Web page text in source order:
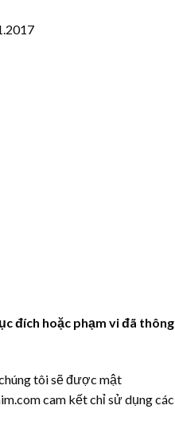
đích hoặc phạm vi đã thông
tôi sẽ được mật
cam kết chỉ sử dụng các